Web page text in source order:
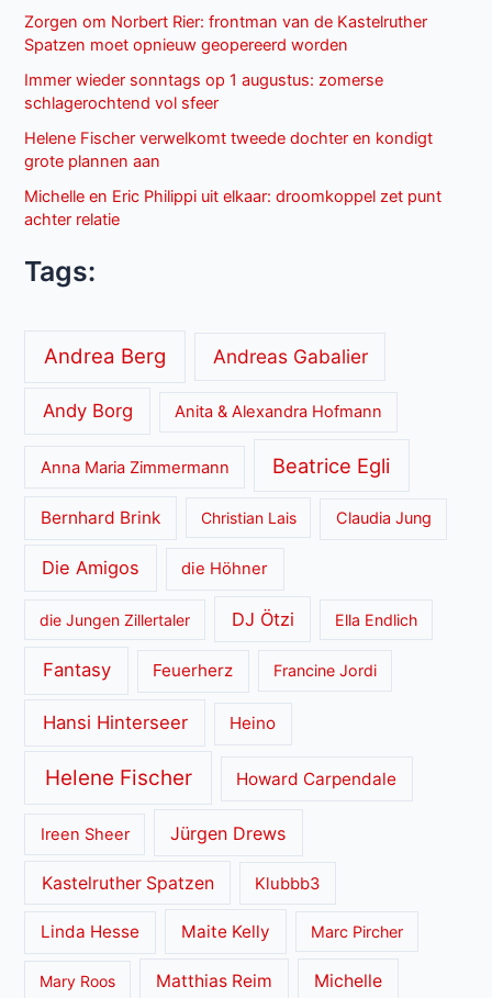
Zorgen om Norbert Rier: frontman van de Kastelruther
Spatzen moet opnieuw geopereerd worden
Immer wieder sonntags op 1 augustus: zomerse
schlagerochtend vol sfeer
Helene Fischer verwelkomt tweede dochter en kondigt
grote plannen aan
Michelle en Eric Philippi uit elkaar: droomkoppel zet punt
achter relatie
Tags:
Andrea Berg Andreas Gabalier
Andy Borg Anita & Alexandra Hofmann
Anna Maria Zimmermann Beatrice Egli
Bernhard Brink Christian Lais Claudia Jung
Die Amigos die Höhner
die Jungen Zillertaler DJ Ötzi Ella Endlich
Fantasy Feuerherz Francine Jordi
Hansi Hinterseer Heino
Helene Fischer Howard Carpendale
Ireen Sheer Jürgen Drews
Kastelruther Spatzen Klubbb3
Linda Hesse Maite Kelly Marc Pircher
Mary Roos Matthias Reim Michelle